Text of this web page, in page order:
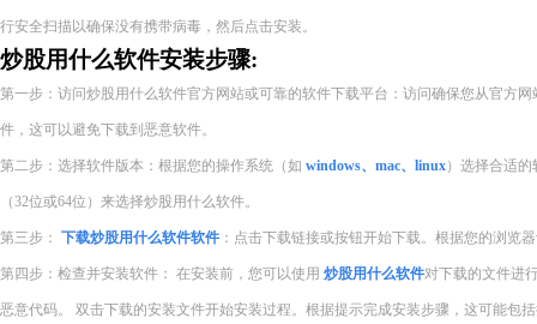
行安全扫描以确保没有携带病毒，然后点击安装。
炒股用什么软件安装步骤:
第一步：访问炒股用什么软件官方网站或可靠的软件下载平台：访问确保您从官方
件，这可以避免下载到恶意软件。
第二步：选择软件版本：根据您的操作系统（如 windows、mac、linux）选择合适
（32位或64位）来选择炒股用什么软件。
第三步： 下载炒股用什么软件软件 ：点击下载链接或按钮开始下载。根据您的浏览
第四步：检查并安装软件： 在安装前，您可以使用 炒股用什么软件对下载的文件进
恶意代码。 双击下载的安装文件开始安装过程。根据提示完成安装步骤，这可能包